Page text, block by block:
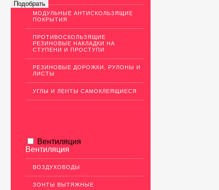
МОДУЛЬНЫЕ АНТИСКОЛЬЗЯЩИЕ
ПОКРЫТИЯ
ПРОТИВОСКОЛЬЗЯЩИЕ
РЕЗИНОВЫЕ НАКЛАДКИ НА
СТУПЕНИ И ПРОСТУПИ
РЕЗИНОВЫЕ ДОРОЖКИ, РУЛОНЫ И
ЛИСТЫ
УГЛЫ И ЛЕНТЫ САМОКЛЕЯЩИЕСЯ
Вентиляция
Вентиляция
ВОЗДУХОВОДЫ
ЗОНТЫ ВЫТЯЖНЫЕ